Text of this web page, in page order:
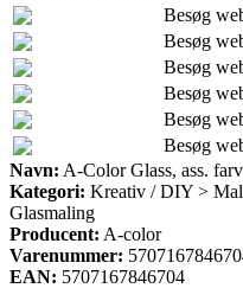
Besøg
Besøg
Besøg
Besøg
Besøg
Besøg
Navn: A-Color Glass, ass.
Kategori: Kreativ / DIY >
Glasmaling
Producent: A-color
Varenummer:
EAN: 5707167846704